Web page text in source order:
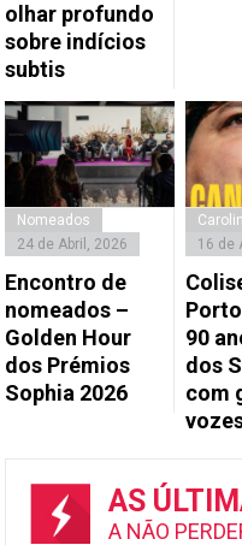
olhar profundo
sobre indícios
subtis
Nomeados
24 de Abril, 2026
Encontro de
nomeados –
Golden Hour
dos Prémios
Sophia 2026
16 de
90
dos
com
AS
A NÃO